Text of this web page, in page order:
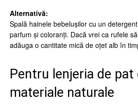
Alternativă:
Spală hainele bebelușilor cu un
parfum și coloranți. Dacă vrei ca rufele
adăuga o cantitate mică de oțet alb în
Pentru lenjeria de pat
materiale naturale